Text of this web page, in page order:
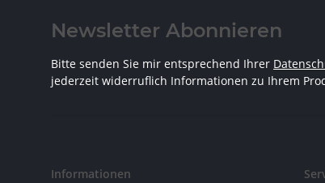
Newsletter Abonnieren
Bitte senden Sie mir entsprechend Ihrer
jederzeit widerruflich Informationen zu Ihrem
Informationen